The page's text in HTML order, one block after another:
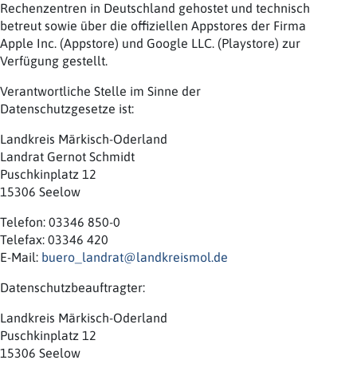
Rechenzentren in Deutschland gehostet und technisch
betreut sowie über die offiziellen Appstores der Firma
Apple Inc. (Appstore) und Google LLC. (Playstore) zur
Verfügung gestellt.
Verantwortliche Stelle im Sinne der
Datenschutzgesetze ist:
Landkreis Märkisch-Oderland
Landrat Gernot Schmidt
Puschkinplatz 12
15306 Seelow
Telefon: 03346 850-0
Telefax: 03346 420
E-Mail: buero_landrat@landkreismol.de
Datenschutzbeauftragter:
Landkreis Märkisch-Oderland
Puschkinplatz 12
15306 Seelow